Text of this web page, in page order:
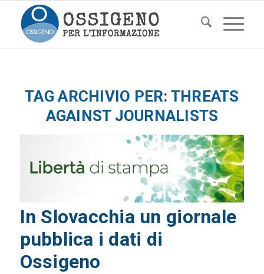
TAG ARCHIVIO PER: THREATS
AGAINST JOURNALISTS
In Slovacchia un giornale
pubblica i dati di
Ossigeno